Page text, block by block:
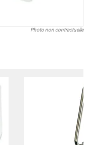
Photo non contractuelle